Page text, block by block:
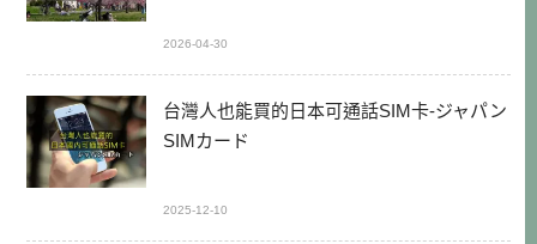
2026-04-30
台灣人也能買的日本可通話SIM卡-ジャパン
SIMカード
2025-12-10